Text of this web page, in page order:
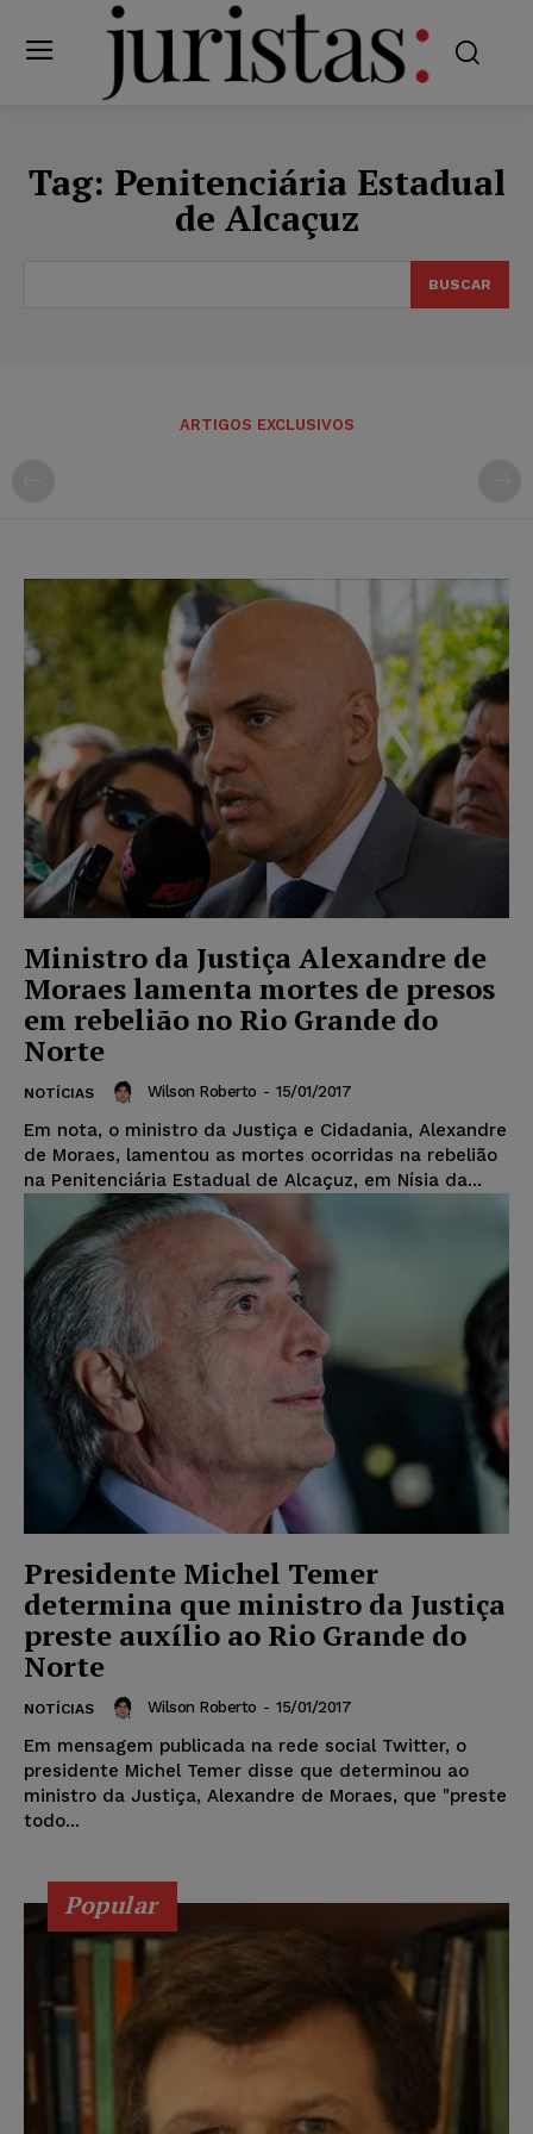
Tag: Penitenciária Estadual
de Alcaçuz
BUSCAR
ARTIGOS EXCLUSIVOS
Ministro da Justiça Alexandre de
Moraes lamenta mortes de presos
em rebelião no Rio Grande do
Norte
NOTÍCIAS Wilson Roberto - 15/01/2017
Em nota, o ministro da Justiça e Cidadania, Alexandre
de Moraes, lamentou as mortes ocorridas na rebelião
na Penitenciária Estadual de Alcaçuz, em Nísia da...
Presidente Michel Temer
determina que ministro da Justiça
preste auxílio ao Rio Grande do
Norte
NOTÍCIAS Wilson Roberto - 15/01/2017
Em mensagem publicada na rede social Twitter, o
presidente Michel Temer disse que determinou ao
ministro da Justiça, Alexandre de Moraes, que "preste
todo...
Popular